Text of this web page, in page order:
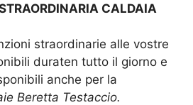
CALDAIA
straordinarie alle vostre
duraten tutto il giorno e
anche per la
Beretta Testaccio.